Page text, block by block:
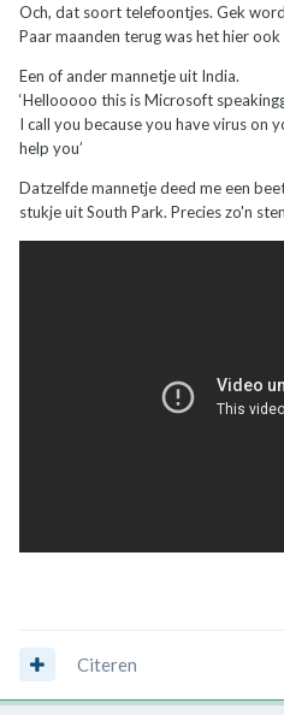
Och, dat soort telefoontjes. Gek
Paar maanden terug was het hier ook
Een of ander mannetje uit India.
‘Hellooooo this is Microsoft
I call you because you have virus on
help you’
Datzelfde mannetje deed me een
stukje uit South Park. Precies zo'n
Citeren